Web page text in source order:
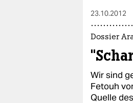
23.10.2012
Dossier
Wir sind
Fetouh
Quelle